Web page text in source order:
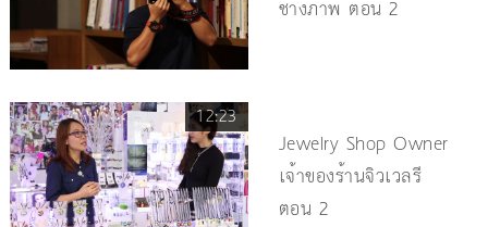
ช่างภาพ ตอน 2
12:23
Jewelry Shop Owner
เจ้าของร้านจิวเวลรี
ตอน 2